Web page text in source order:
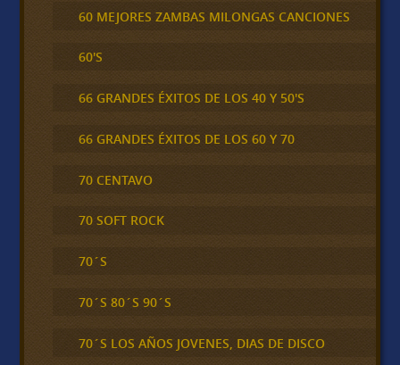
60 MEJORES ZAMBAS MILONGAS CANCIONES
60'S
66 GRANDES ÉXITOS DE LOS 40 Y 50'S
66 GRANDES ÉXITOS DE LOS 60 Y 70
70 CENTAVO
70 SOFT ROCK
70´S
70´S 80´S 90´S
70´S LOS AÑOS JOVENES, DIAS DE DISCO